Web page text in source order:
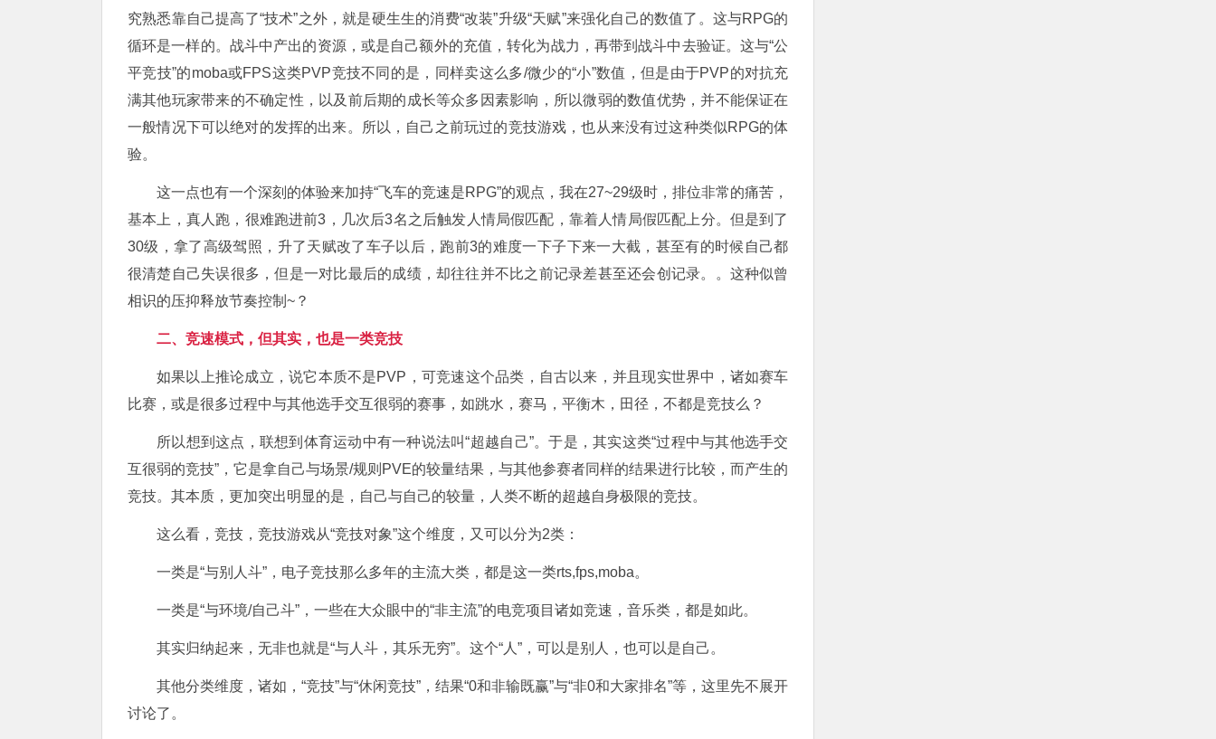
究熟悉靠自己提高了“技术”之外，就是硬生生的消费“改装”升级“天赋”来强化自己的数值了。这与RPG的
循环是一样的。战斗中产出的资源，或是自己额外的充值，转化为战力，再带到战斗中去验证。这与“公
平竞技”的moba或FPS这类PVP竞技不同的是，同样卖这么多/微少的“小”数值，但是由于PVP的对抗充
满其他玩家带来的不确定性，以及前后期的成长等众多因素影响，所以微弱的数值优势，并不能保证在
一般情况下可以绝对的发挥的出来。所以，自己之前玩过的竞技游戏，也从来没有过这种类似RPG的体
验。
这一点也有一个深刻的体验来加持“飞车的竞速是RPG”的观点，我在27~29级时，排位非常的痛苦，
基本上，真人跑，很难跑进前3，几次后3名之后触发人情局假匹配，靠着人情局假匹配上分。但是到了
30级，拿了高级驾照，升了天赋改了车子以后，跑前3的难度一下子下来一大截，甚至有的时候自己都
很清楚自己失误很多，但是一对比最后的成绩，却往往并不比之前记录差甚至还会创记录。。这种似曾
相识的压抑释放节奏控制~？
二、竞速模式，但其实，也是一类竞技
如果以上推论成立，说它本质不是PVP，可竞速这个品类，自古以来，并且现实世界中，诸如赛车
比赛，或是很多过程中与其他选手交互很弱的赛事，如跳水，赛马，平衡木，田径，不都是竞技么？
所以想到这点，联想到体育运动中有一种说法叫“超越自己”。于是，其实这类“过程中与其他选手交
互很弱的竞技”，它是拿自己与场景/规则PVE的较量结果，与其他参赛者同样的结果进行比较，而产生的
竞技。其本质，更加突出明显的是，自己与自己的较量，人类不断的超越自身极限的竞技。
这么看，竞技，竞技游戏从“竞技对象”这个维度，又可以分为2类：
一类是“与别人斗”，电子竞技那么多年的主流大类，都是这一类rts,fps,moba。
一类是“与环境/自己斗”，一些在大众眼中的“非主流”的电竞项目诸如竞速，音乐类，都是如此。
其实归纳起来，无非也就是“与人斗，其乐无穷”。这个“人”，可以是别人，也可以是自己。
其他分类维度，诸如，“竞技”与“休闲竞技”，结果“0和非输既赢”与“非0和大家排名”等，这里先不展开
讨论了。